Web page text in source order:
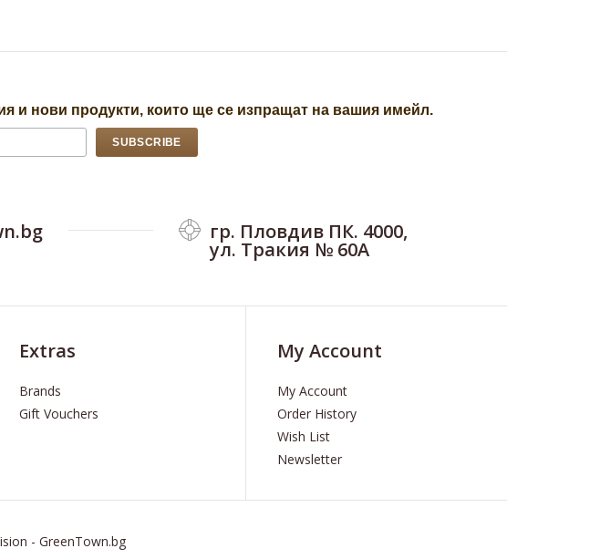
и нови продукти, които ще се изпращат на вашия имейл.
гр. Пловдив ПК. 4000,
ул. Тракия № 60А
Extras
Brands
Gift Vouchers
My Account
My Account
Order History
Wish List
Newsletter
- GreenTown.bg